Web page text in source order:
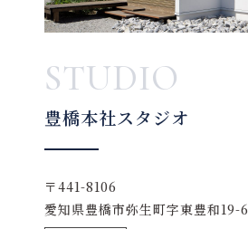
STUDIO
豊橋本社スタジオ
〒441-8106
愛知県豊橋市弥生町字東豊和19-6